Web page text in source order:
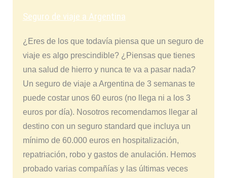
Seguro de viaje a Argentina
¿Eres de los que todavía piensa que un seguro de
viaje es algo prescindible? ¿Piensas que tienes
una salud de hierro y nunca te va a pasar nada?
Un seguro de viaje a Argentina de 3 semanas te
puede costar unos 60 euros (no llega ni a los 3
euros por día). Nosotros recomendamos llegar al
destino con un seguro standard que incluya un
mínimo de 60.000 euros en hospitalización,
repatriación, robo y gastos de anulación. Hemos
probado varias compañías y las últimas veces